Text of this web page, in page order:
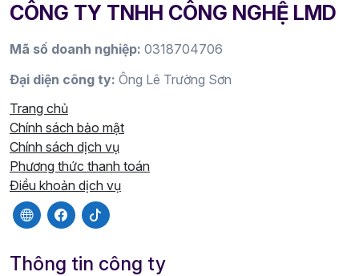
CÔNG TY TNHH CÔNG NGHỆ LMD
Mã số doanh nghiệp: 0318704706
Đại diện công ty: Ông Lê Trường Sơn
Trang chủ
Chính sách bảo mật
Chính sách dịch vụ
Phương thức thanh toán
Điều khoản dịch vụ
Thông tin công ty